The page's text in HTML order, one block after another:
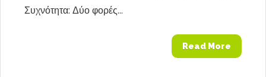
Συχνότητα: Δύο φορές...
Read More